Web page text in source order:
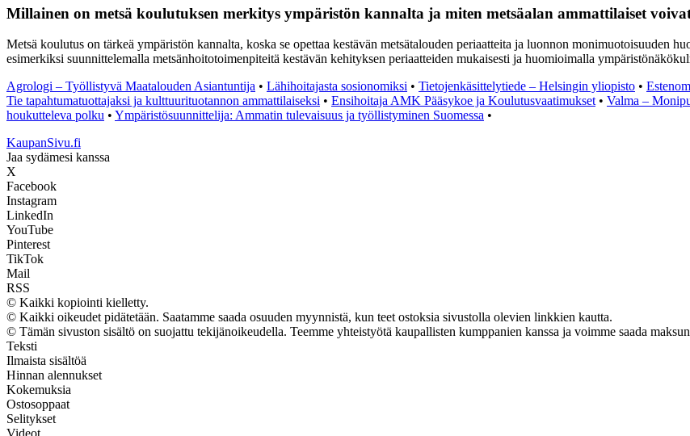
Millainen on metsä koulutuksen merkitys ympäristön kannalta ja miten metsäalan ammattilaiset
Metsä koulutus on tärkeä ympäristön kannalta, koska se opettaa kestävän metsätalouden periaatteita ja luonnon monimuotoisuuden
esimerkiksi suunnittelemalla metsänhoitotoimenpiteitä kestävän kehityksen periaatteiden mukaisesti ja huomioimalla
Agrologi – Työllistyvä Maatalouden Asiantuntija • Lähihoitajasta sosionomiksi • Tietojenkäsittelytiede – Helsingin yliopisto •
Tie tapahtumatuottajaksi ja kulttuurituotannon ammattilaiseksi • Ensihoitaja AMK Pääsykoe ja Koulutusvaatimukset • Valma –
houkutteleva polku • Ympäristösuunnittelija: Ammatin tulevaisuus ja työllistyminen Suomessa •
KaupanSivu.fi
Jaa sydämesi kanssa
X
Facebook
Instagram
LinkedIn
YouTube
Pinterest
TikTok
Mail
RSS
© Kaikki kopiointi kielletty.
© Kaikki oikeudet pidätetään. Saatamme saada osuuden myynnistä, kun teet ostoksia sivustolla olevien linkkien kautta.
© Tämän sivuston sisältö on suojattu tekijänoikeudella. Teemme yhteistyötä kaupallisten kumppanien kanssa ja voimme saada
Teksti
Ilmaista sisältöä
Hinnan alennukset
Kokemuksia
Ostosoppaat
Selitykset